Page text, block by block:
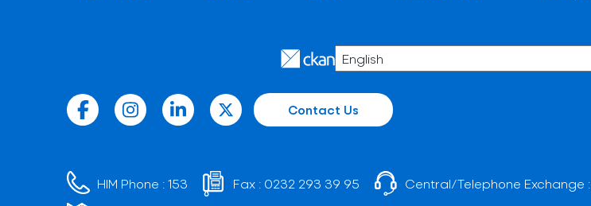
Contact Us
HIM Phone :153 Fax : 0232 293 39 95 Central/Telephone Exchange :